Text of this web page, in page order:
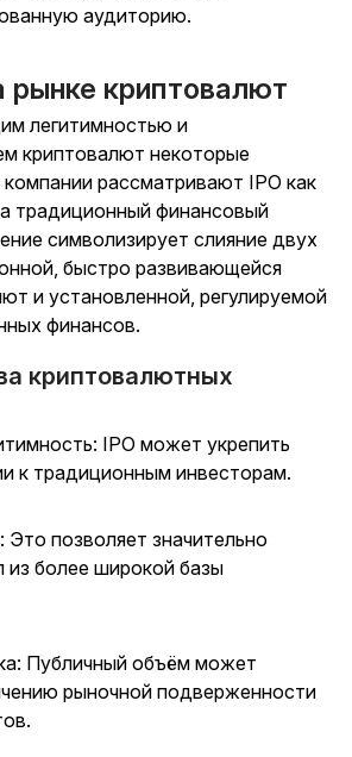
аудиторию.
рынке криптовалют
легитимностью и
криптовалют некоторые
рассматривают IPO как
традиционный финансовый
символизирует слияние двух
быстро развивающейся
и установленной, регулируемой
финансов.
криптовалютных
IPO может укрепить
к традиционным инвесторам.
Это позволяет значительно
из более широкой базы
Публичный объём может
рыночной подверженности